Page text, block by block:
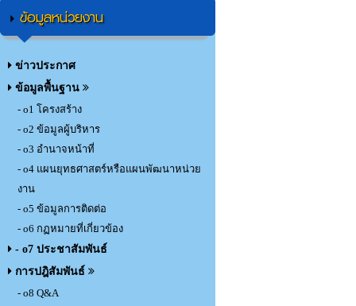
ข้อมูลหน่วยงาน
ข่าวประกาศ
ข้อมูลพื้นฐาน
- o1 โครงสร้าง
- o2 ข้อมูลผู้บริหาร
- o3 อำนาจหน้าที่
- o4 แผนยุทธศาสตร์หรือแผนพัฒนาหน่วย
งาน
- o5 ข้อมูลการติดต่อ
- o6 กฏหมายที่เกี่ยวข้อง
- o7 ประชาสัมพันธ์
การปฎิสัมพันธ์
- o8 Q&A